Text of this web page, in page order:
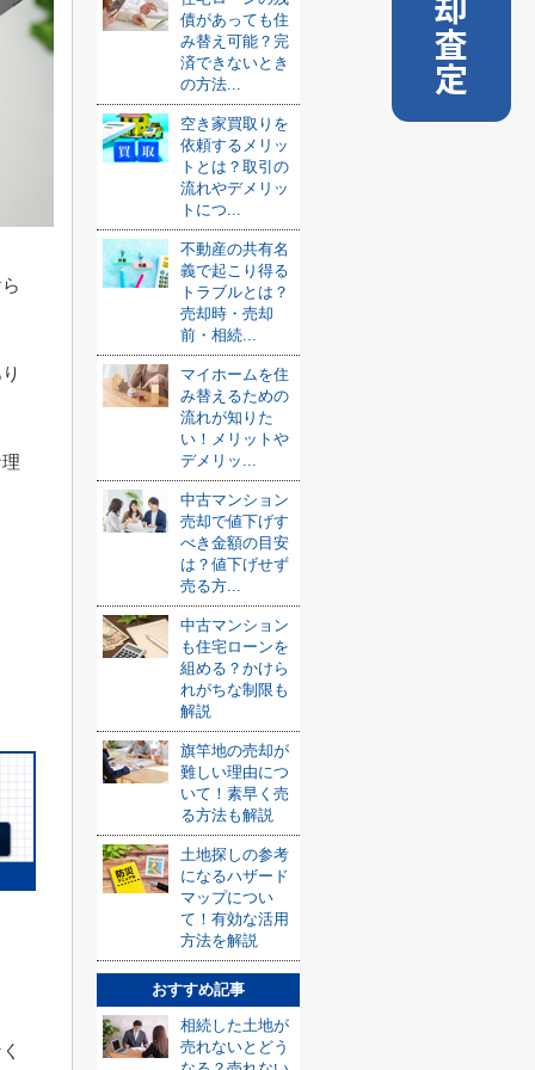
債があっても住
み替え可能？完
済できないとき
の方法...
空き家買取りを
依頼するメリッ
トとは？取引の
流れやデメリッ
トにつ...
不動産の共有名
義で起こり得る
トラブルとは？
売却時・売却
前・相続...
マイホームを住
み替えるための
流れが知りた
い！メリットや
デメリッ...
中古マンション
売却で値下げす
べき金額の目安
は？値下げせず
売る方...
中古マンション
も住宅ローンを
組める？かけら
れがちな制限も
解説
旗竿地の売却が
難しい理由につ
いて！素早く売
る方法も解説
土地探しの参考
になるハザード
マップについ
て！有効な活用
方法を解説
おすすめ記事
相続した土地が
売れないとどう